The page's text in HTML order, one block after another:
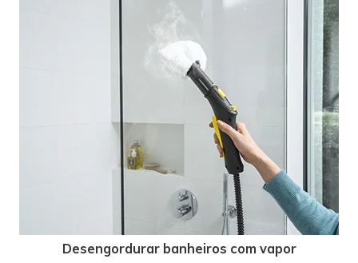
Desengordurar banheiros com vapor